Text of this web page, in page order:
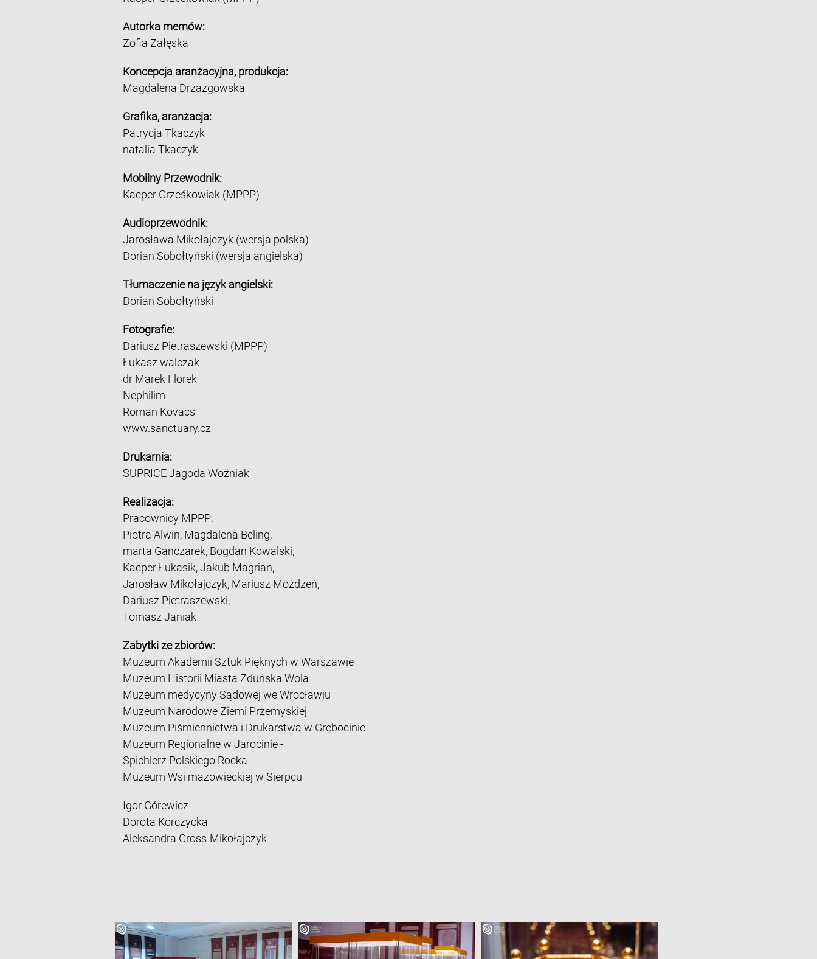
Autorka memów:
Zofia Załęska
Koncepcja aranżacyjna, produkcja:
Magdalena Drzazgowska
Grafika, aranżacja:
Patrycja Tkaczyk
natalia Tkaczyk
Mobilny Przewodnik:
Kacper Grześkowiak (MPPP)
Audioprzewodnik:
Jarosława Mikołajczyk (wersja polska)
Dorian Sobołtyński (wersja angielska)
Tłumaczenie na język angielski:
Dorian Sobołtyński
Fotografie:
Dariusz Pietraszewski (MPPP)
Łukasz walczak
dr Marek Florek
Nephilim
Roman Kovacs
www.sanctuary.cz
Drukarnia:
SUPRICE Jagoda Woźniak
Realizacja:
Pracownicy MPPP:
Piotra Alwin, Magdalena Beling,
marta Ganczarek, Bogdan Kowalski,
Kacper Łukasik, Jakub Magrian,
Jarosław Mikołajczyk, Mariusz Możdżeń,
Dariusz Pietraszewski,
Tomasz Janiak
Zabytki ze zbiorów:
Muzeum Akademii Sztuk Pięknych w Warszawie
Muzeum Historii Miasta Zduńska Wola
Muzeum medycyny Sądowej we Wrocławiu
Muzeum Narodowe Ziemi Przemyskiej
Muzeum Piśmiennictwa i Drukarstwa w Grębocinie
Muzeum Regionalne w Jarocinie -
Spichlerz Polskiego Rocka
Muzeum Wsi mazowieckiej w Sierpcu
Igor Górewicz
Dorota Korczycka
Aleksandra Gross-Mikołajczyk